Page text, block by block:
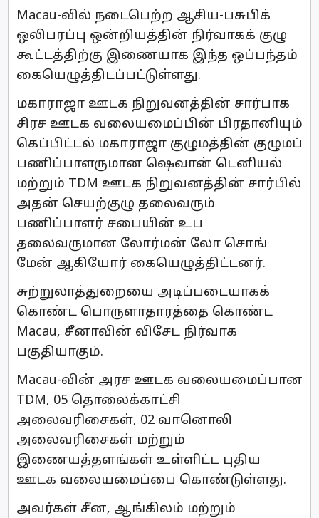
Macau-வில் நடைபெற்ற ஆசிய-பசுபிக்
ஒலிபரப்பு ஒன்றியத்தின் நிர்வாகக் குழு
கூட்டத்திற்கு இணையாக இந்த ஒப்பந்தம்
கையெழுத்திடப்பட்டுள்ளது.
மகாராஜா ஊடக நிறுவனத்தின் சார்பாக
சிரச ஊடக வலையமைப்பின் பிரதானியும்
கெப்பிட்டல் மகாராஜா குழுமத்தின் குழுமப்
பணிப்பாளருமான ஷெவான் டெனியல்
மற்றும் TDM ஊடக நிறுவனத்தின் சார்பில்
அதன் செயற்குழு தலைவரும்
பணிப்பாளர் சபையின் உப
தலைவருமான லோர்மன் லோ சொங்
மேன் ஆகியோர் கையெழுத்திட்டனர்.
சுற்றுலாத்துறையை அடிப்படையாகக்
கொண்ட பொருளாதாரத்தை கொண்ட
Macau, சீனாவின் விசேட நிர்வாக
பகுதியாகும்.
Macau-வின் அரச ஊடக வலையமைப்பான
TDM, 05 தொலைக்காட்சி
அலைவரிசைகள், 02 வானொலி
அலைவரிசைகள் மற்றும்
இணையத்தளங்கள் உள்ளிட்ட புதிய
ஊடக வலையமைப்பை கொண்டுள்ளது.
அவர்கள் சீன, ஆங்கிலம் மற்றும்